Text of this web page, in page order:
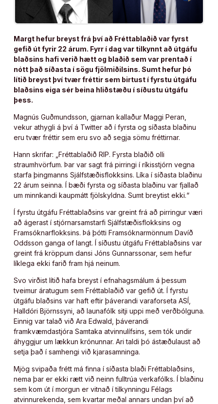
Margt hefur breyst frá því að Fréttablaðið var fyrst
gefið út fyrir 22 árum. Fyrr í dag var tilkynnt að útgáfu
blaðsins hafi verið hætt og blaðið sem var prentað í
nótt það síðasta í sögu fjölmiðilsins. Sumt hefur þó
lítið breyst því tvær fréttir sem birtust í fyrstu útgáfu
blaðsins eiga sér beina hliðstæðu í síðustu útgáfu
þess.
Magnús Guðmundsson, gjarnan kallaður Maggi Peran,
vekur athygli á því á Twitter að í fyrsta og síðasta blaðinu
eru tvær fréttir sem eru svo að segja sömu fréttirnar.
Hann skrifar: „Fréttablaðið RIP. Fyrsta blaðið olli
straumhvörfum. Þar var sagt frá pirringi í ríkisstjórn vegna
starfa þingmanns Sjálfstæðisflokksins. Líka í síðasta blaðinu
22 árum seinna. Í bæði fyrsta og síðasta blaðinu var fjallað
um minnkandi kaupmátt fjölskyldna. Sumt breytist ekki.“
Í fyrstu útgáfu Fréttablaðsins var greint frá að pirringur væri
að ágerast í stjórnarsamstarfi Sjálfstæðisflokksins og
Framsóknarflokksins. Þá þótti Framsóknarmönnum Davíð
Oddsson ganga of langt. Í síðustu útgáfu Fréttablaðsins var
greint frá kröppum dansi Jóns Gunnarssonar, sem hefur
líklega ekki farið fram hjá neinum.
Svo virðist lítið hafa breyst í efnahagsmálum á þessum
tveimur áratugum sem Fréttablaðið var gefið út. Í fyrstu
útgáfu blaðsins var haft eftir þáverandi varaforseta ASÍ,
Halldóri Björnssyni, að launafólk sitji uppi með verðbólguna.
Einnig var talað við Ara Edwald, þáverandi
framkvæmdastjóra Samtaka atvinnulífsins, sem tók undir
áhyggjur um lækkun krónunnar. Ari taldi þó ástæðulaust að
setja það í samhengi við kjarasamninga.
Mjög svipaða frétt má finna í síðasta blaði Fréttablaðsins,
nema þar er ekki rætt við neinn fulltrúa verkafólks. Í blaðinu
sem kom út í morgun er vitnað í tilkynningu Félags
atvinnurekenda, sem kvartar meðal annars undan því að